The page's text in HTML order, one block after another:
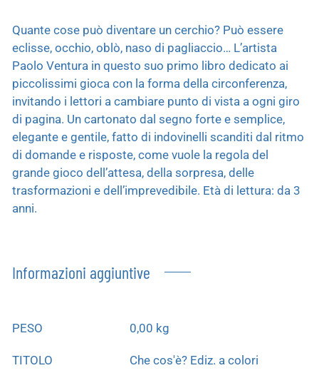
Quante cose può diventare un cerchio? Può essere
eclisse, occhio, oblò, naso di pagliaccio… L’artista
Paolo Ventura in questo suo primo libro dedicato ai
piccolissimi gioca con la forma della circonferenza,
invitando i lettori a cambiare punto di vista a ogni giro
di pagina. Un cartonato dal segno forte e semplice,
elegante e gentile, fatto di indovinelli scanditi dal ritmo
di domande e risposte, come vuole la regola del
grande gioco dell’attesa, della sorpresa, delle
trasformazioni e dell’imprevedibile. Età di lettura: da 3
anni.
Informazioni aggiuntive
PESO 0,00 kg
TITOLO Che cos'è? Ediz. a colori